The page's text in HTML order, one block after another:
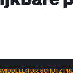
DR. SCHUTZ